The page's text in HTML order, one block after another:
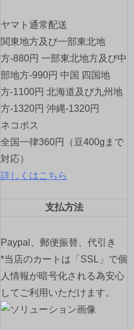
ヤマト通常配送
関東地方及び一部東北地
方-880円 一部東北地方及び中
部地方-990円 中国 四国地
方-1100円 北海道及び九州地
方-1320円 沖縄-1320円
ネコポス
全国一律360円（豆400gまで
対応）
詳しくはこちら
支払方法
Paypal、郵便振替、代引き
*当店のカートは「SSL」で個
人情報が暗号化される為安心
してご利用いただけます。